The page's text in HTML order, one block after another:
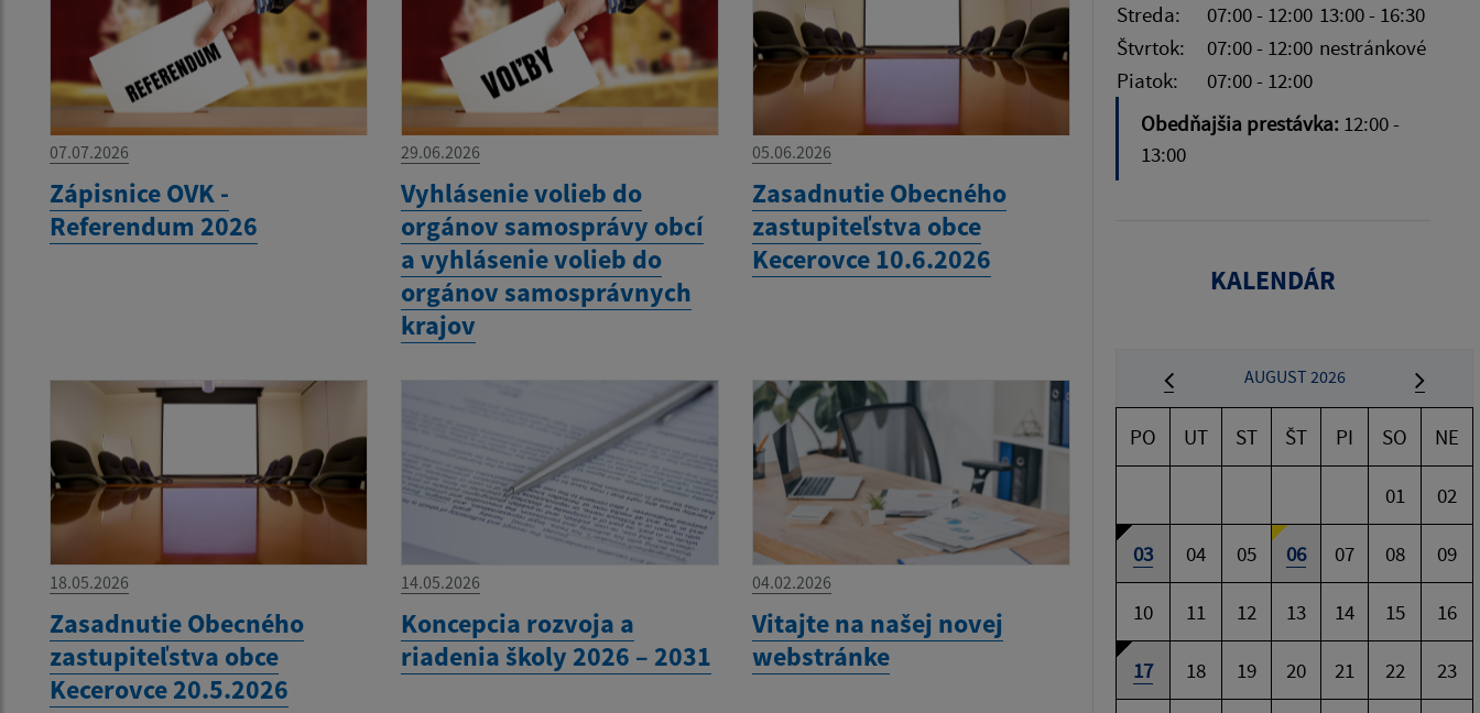
07.07.2026
Zápisnice OVK -
Referendum 2026
29.06.2026
Vyhlásenie volieb do
orgánov samosprávy obcí
a vyhlásenie volieb do
orgánov samosprávnych
krajov
05.06.2026
Zasadnutie Obecného
zastupiteľstva obce
Kecerovce 10.6.2026
18.05.2026
Zasadnutie Obecného
zastupiteľstva obce
Kecerovce 20.5.2026
14.05.2026
Koncepcia rozvoja a
riadenia školy 2026 – 2031
04.02.2026
Vitajte na našej novej
webstránke
Streda:
07:00 - 12:00 13:00 - 16:30
Štvrtok:
07:00 - 12:00 nestránkové
Piatok:
07:00 - 12:00
Obedňajšia prestávka: 12:00 -
13:00
KALENDÁR
AUGUST 2026
PO UT ST ŠT PI SO NE
01 02
03 04 05 06 07 08 09
10 11 12 13 14 15 16
17 18 19 20 21 22 23